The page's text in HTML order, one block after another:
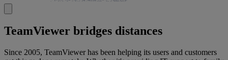
TeamViewer bridges distances
Since 2005, TeamViewer has been helping its users and customers